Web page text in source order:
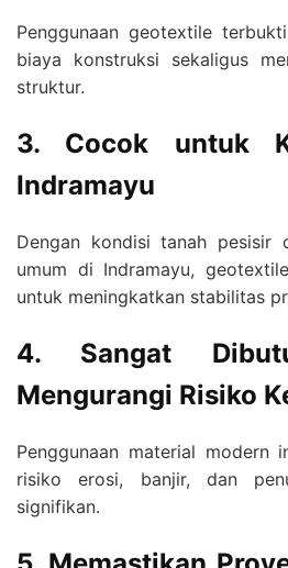
Penggunaan geotextile
biaya konstruksi sekaligus
struktur.
3. Cocok untuk
Indramayu
Dengan kondisi tanah pesisir
umum di Indramayu,
untuk meningkatkan stabilitas
4. Sangat
Mengurangi Risiko
Penggunaan material modern
risiko erosi, banjir, dan
signifikan.